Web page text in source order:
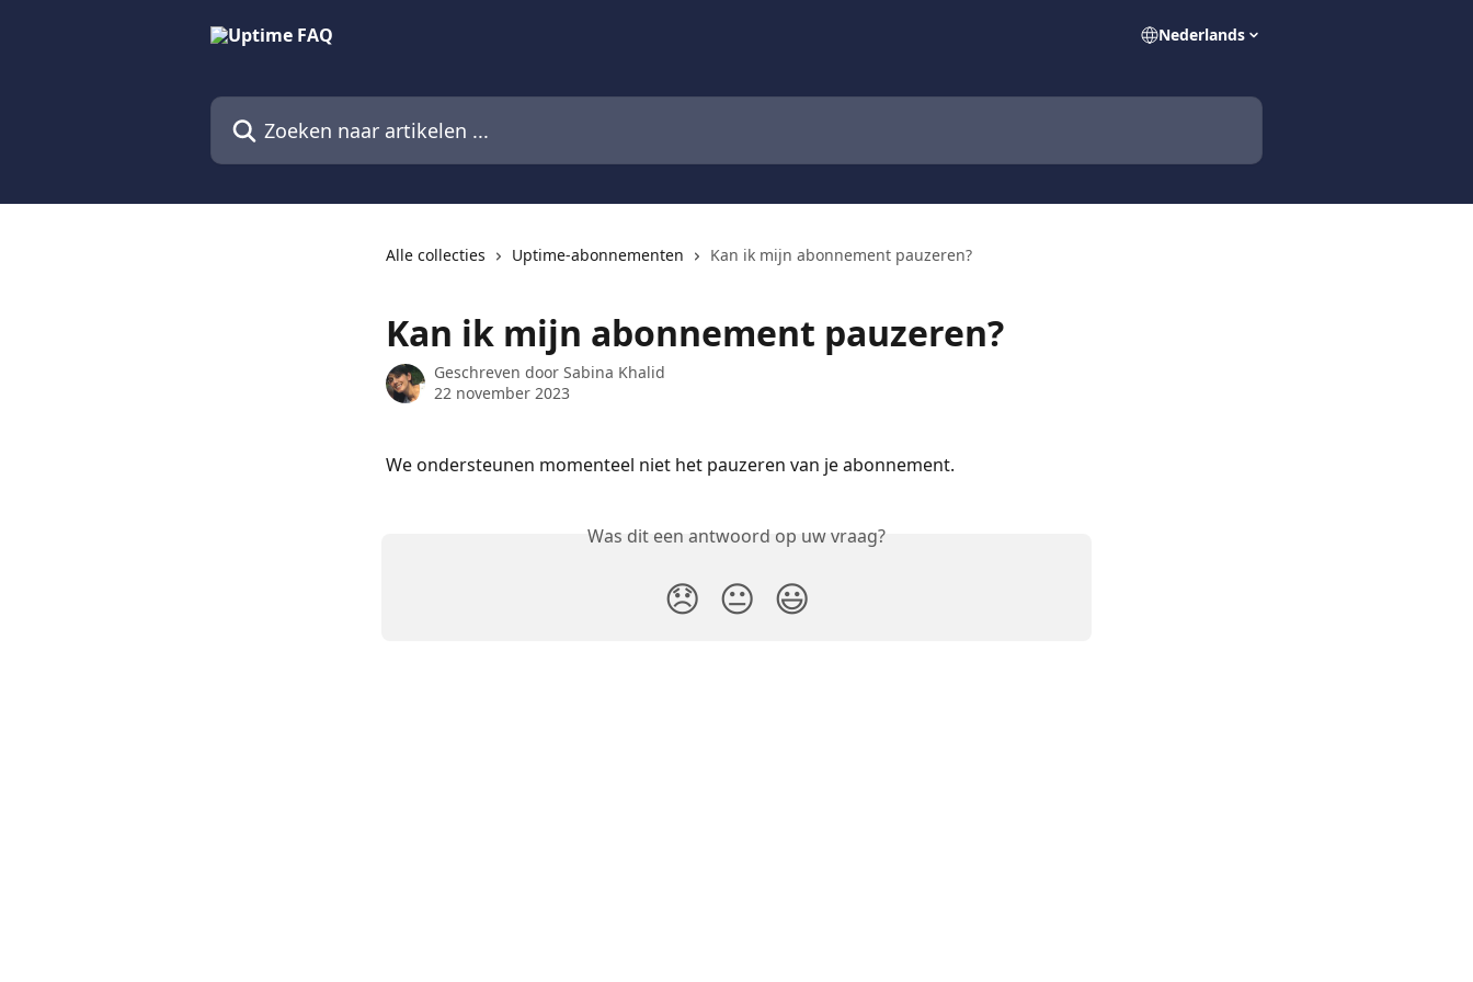
Nederlands
Zoeken naar artikelen ...
Alle collecties Uptime-abonnementen Kan ik mijn abonnement pauzeren?
Kan ik mijn abonnement pauzeren?
Geschreven door Sabina Khalid
22 november 2023
We ondersteunen momenteel niet het pauzeren van je abonnement.
Was dit een antwoord op uw vraag?
😞 😐 😃